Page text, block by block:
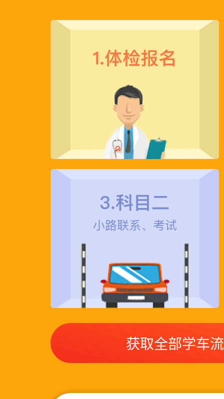
获取全部学车
***先生在2020年
***先生在2023年
CX***先生在2021
***先生在2021年
王女***先生在